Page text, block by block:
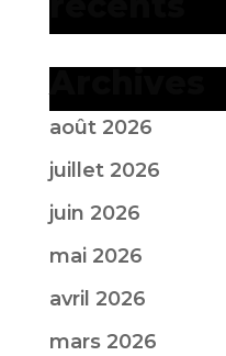
Archives
août 2026
juillet 2026
juin 2026
mai 2026
avril 2026
mars 2026